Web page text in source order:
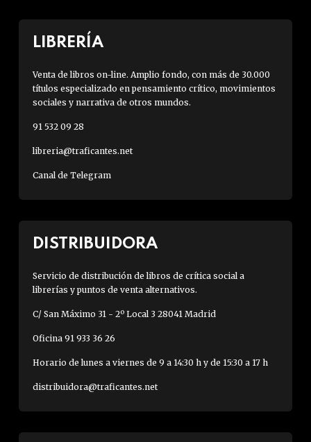
LIBRERÍA
Venta de libros on-line. Amplio fondo, con más de 30.000
títulos especializado en pensamiento crítico, movimientos
sociales y narrativa de otros mundos.
91 532 09 28
libreria@traficantes.net
Canal de Telegram
DISTRIBUIDORA
Servicio de distribución de libros de crítica social a
librerías y puntos de venta alternativos.
C/ San Máximo 31 - 2º Local 3 28041 Madrid
Oficina 91 933 36 26
Horario de lunes a viernes de 9 a 14:30 h y de 15:30 a 17 h
distribuidora@traficantes.net